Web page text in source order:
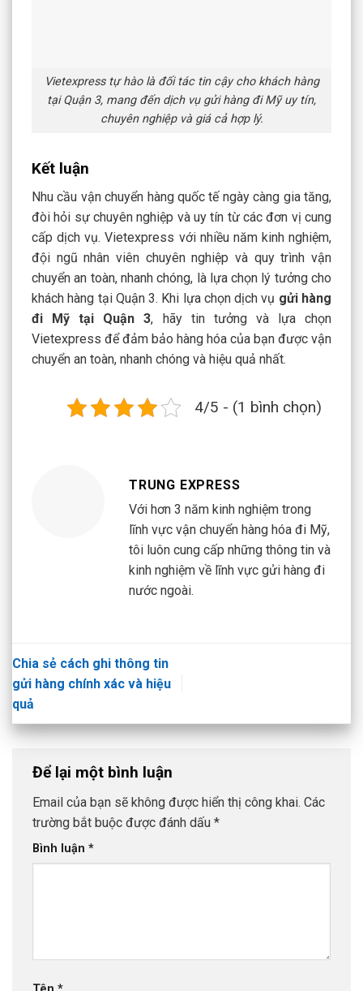
Vietexpress tự hào là đối tác tin cậy cho khách hàng
tại Quận 3, mang đến dịch vụ gửi hàng đi Mỹ uy tín,
chuyên nghiệp và giá cả hợp lý.
Kết luận
Nhu cầu vận chuyển hàng quốc tếngày càng gia tăng,
đòi hỏi sự chuyên nghiệp và uy tín từ các đơn vị cung
cấp dịch vụ. Vietexpress với nhiều năm kinh nghiệm,
đội ngũ nhân viên chuyên nghiệp và quy trình vận
chuyển an toàn, nhanh chóng, là lựa chọn lý tưởng cho
khách hàng tại Quận 3. Khi lựa chọn dịch vụ gửi hàng
đi Mỹ tại Quận 3, hãy tin tưởng và lựa chọn
Vietexpress để đảm bảo hàng hóa của bạn được vận
chuyển an toàn, nhanh chóng và hiệu quả nhất.
4/5 - (1 bình chọn)
TRUNG EXPRESS
Với hơn 3 năm kinh nghiệm trong
lĩnh vực vận chuyển hàng hóa đi Mỹ,
tôi luôn cung cấp những thông tin và
kinh nghiệm về lĩnh vực gửi hàng đi
nước ngoài.
Chia sẻ cách ghi thông tin
gửi hàng chính xác và hiệu
quả
Để lại một bình luận
Email của bạn sẽ không được hiển thị công khai. Các
trường bắt buộc được đánh dấu *
Bình luận *